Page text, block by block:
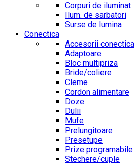
Corpuri de iluminat
Ilum. de sarbatori
Surse de lumina
Conectica
Accesorii conectica
Adaptoare
Bloc multipriza
Bride/coliere
Cleme
Cordon alimentare
Doze
Dulii
Mufe
Prelungitoare
Presetupe
Prize programabile
Stechere/cuple